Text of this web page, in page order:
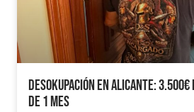
Desokupación en Alicante: 3.500€
de 1 mes